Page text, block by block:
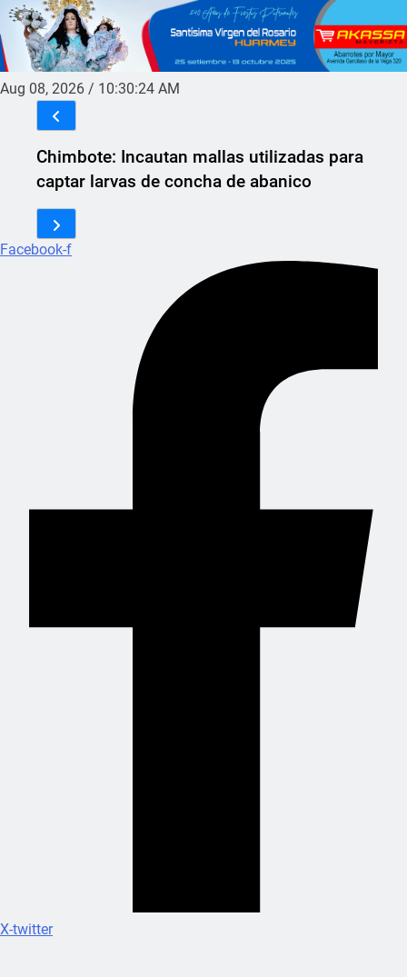
Aug 08, 2026 / 10:30:24 AM
Chimbote: Incautan mallas utilizadas para
captar larvas de concha de abanico
Facebook-f
X-twitter